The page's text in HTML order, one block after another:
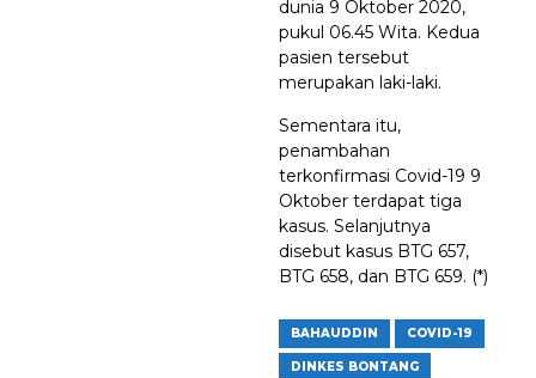
dunia 9 Oktober 2020,
pukul 06.45 Wita. Kedua
pasien tersebut
merupakan laki-laki.
Sementara itu,
penambahan
terkonfirmasi Covid-19 9
Oktober terdapat tiga
kasus. Selanjutnya
disebut kasus BTG 657,
BTG 658, dan BTG 659. (*)
BAHAUDDIN COVID-19
DINKES BONTANG